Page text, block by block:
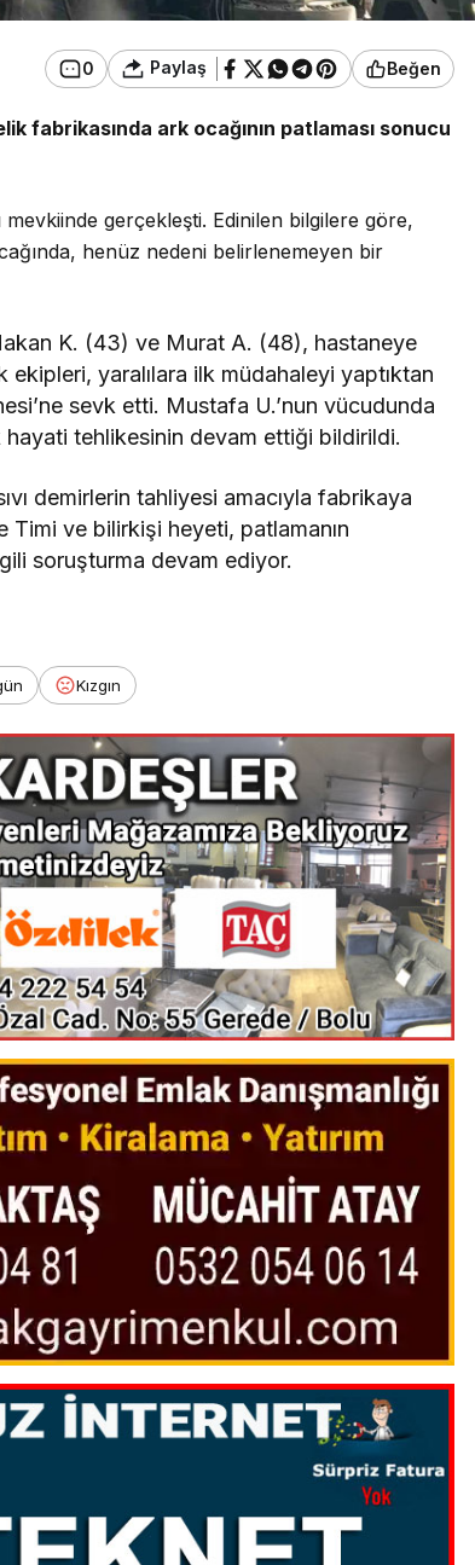
0 Paylaş Beğen
fabrikasında ark ocağının patlaması sonucu
gerçekleşti. Edinilen bilgilere göre,
henüz nedeni belirlenemeyen bir
K. (43) ve Murat A. (48), hastaneye
ekipleri, yaralılara ilk müdahaleyi yaptıktan
sevk etti. Mustafa U.’nun vücudunda
tehlikesinin devam ettiği bildirildi.
demirlerin tahliyesi amacıyla fabrikaya
Timi ve bilirkişi heyeti, patlamanın
soruşturma devam ediyor.
Kızgın